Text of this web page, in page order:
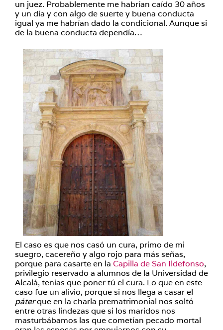
un juez. Probablemente me habrían caído 30 años
y un día y con algo de suerte y buena conducta
igual ya me habrían dado la condicional. Aunque si
de la buena conducta dependía…
El caso es que nos casó un cura, primo de mi
suegro, cacereño y algo rojo para más señas,
porque para casarte en la Capilla de San Ildefonso,
privilegio reservado a alumnos de la Universidad de
Alcalá, tenías que poner tú el cura. Lo que en este
caso fue un alivio, porque si nos llega a casar el
páterque en la charla prematrimonial nos soltó
entre otras lindezas que si los maridos nos
masturbábamos las que cometían pecado mortal